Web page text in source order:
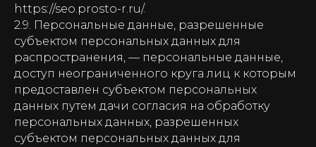
https://seo.prosto-r.ru/.
2.9. Персональные данные, разрешенные
субъектом персональных данных для
распространения, — персональные данные,
доступ неограниченного круга лиц к которым
предоставлен субъектом персональных
данных путем дачи согласия на обработку
персональных данных, разрешенных
субъектом персональных данных для